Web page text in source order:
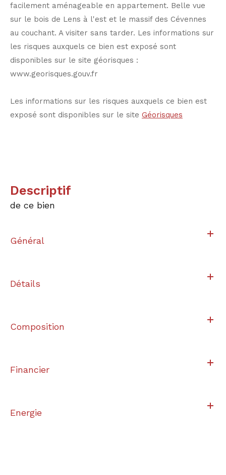
facilement aménageable en appartement. Belle vue
sur le bois de Lens à l'est et le massif des Cévennes
au couchant. A visiter sans tarder. Les informations sur
les risques auxquels ce bien est exposé sont
disponibles sur le site géorisques :
www.georisques.gouv.fr
Les informations sur les risques auxquels ce bien est
exposé sont disponibles sur le site Géorisques
descriptif
de ce bien
Général
Détails
Composition
Financier
Energie